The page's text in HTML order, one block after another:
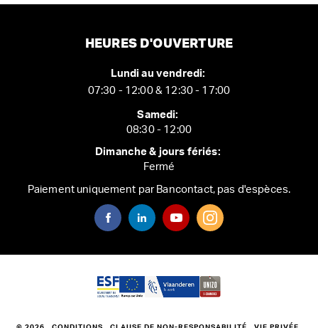
HEURES D'OUVERTURE
Lundi au vendredi:
07:30 - 12:00 & 12:30 - 17:00
Samedi:
08:30 - 12:00
Dimanche & jours fériés:
Fermé
Paiement uniquement par Bancontact, pas d'espèces.